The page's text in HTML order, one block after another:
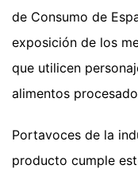
de Consumo de
exposición de los
que utilicen
alimentos
Portavoces de la
producto cumple